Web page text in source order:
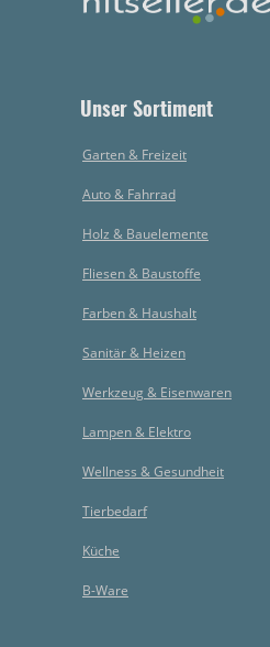
Unser Sortiment
Garten & Freizeit
Auto & Fahrrad
Holz & Bauelemente
Fliesen & Baustoffe
Farben & Haushalt
Sanitär & Heizen
Werkzeug & Eisenwaren
Lampen & Elektro
Wellness & Gesundheit
Tierbedarf
Küche
B-Ware